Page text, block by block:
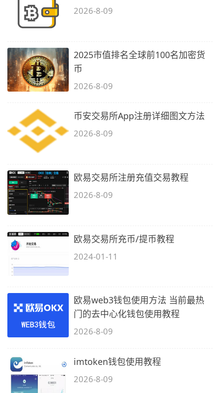
2026-8-09
2025市值排名全球前100名加密货
币
2026-8-09
币安交易所App注册详细图文方法
2026-8-09
欧易交易所注册充值交易教程
2026-8-09
欧易交易所充币/提币教程
2024-01-11
欧易web3钱包使用方法 当前最热
门的去中心化钱包使用教程
2026-8-09
imtoken钱包使用教程
2026-8-09